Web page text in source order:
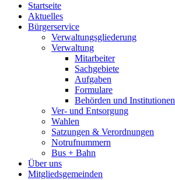
Startseite
Aktuelles
Bürgerservice
Verwaltungsgliederung
Verwaltung
Mitarbeiter
Sachgebiete
Aufgaben
Formulare
Behörden und Institutionen
Ver- und Entsorgung
Wahlen
Satzungen & Verordnungen
Notrufnummern
Bus + Bahn
Über uns
Mitgliedsgemeinden